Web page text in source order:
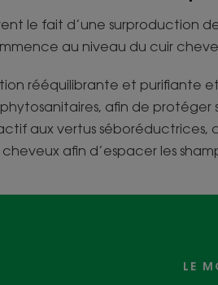
le fait d’une surproduction
au niveau du cuir
rééquilibrante et purifiante
afin de
aux vertus
afin d’espacer les
LE